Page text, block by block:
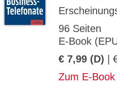
96 Seiten
E-Book
€ 7,99 (D) |
Zum E-